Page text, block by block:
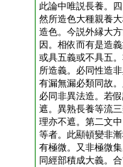
此論中唯説長養。
然所造色大種親養
造色。今説外縁大
因。相依而有是造
或具五義或不具五
所造義。必同性造
有漏無漏必類同故
必同非異法造。若
遮。異熟長養等流
理亦不遮。第二文
等者。此顯頓變非
有極微。又非極微
同經部積成大義。